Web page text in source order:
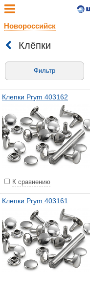
Новороссийск
Клёпки
Фильтр
Клепки Prym 403162
К сравнению
Клепки Prym 403161